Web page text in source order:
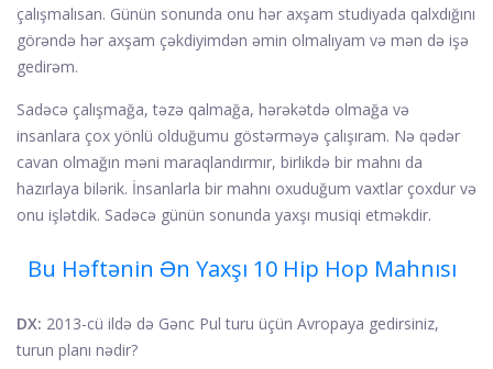
çalışmalısan. Günün sonunda onu hər axşam studiyada qalxdığını
görəndə hər axşam çəkdiyimdən əmin olmalıyam və mən də işə
gedirəm.
Sadəcə çalışmağa, təzə qalmağa, hərəkətdə olmağa və
insanlara çox yönlü olduğumu göstərməyə çalışıram. Nə qədər
cavan olmağın məni maraqlandırmır, birlikdə bir mahnı da
hazırlaya bilərik. İnsanlarla bir mahnı oxuduğum vaxtlar çoxdur və
onu işlətdik. Sadəcə günün sonunda yaxşı musiqi etməkdir.
Bu Həftənin Ən Yaxşı 10 Hip Hop Mahnısı
DX: 2013-cü ildə də Gənc Pul turu üçün Avropaya gedirsiniz,
turun planı nədir?